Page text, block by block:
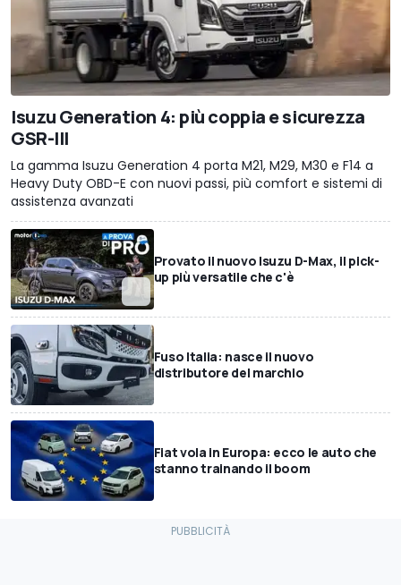
Isuzu Generation 4: più coppia e sicurezza
GSR-III
La gamma Isuzu Generation 4 porta M21, M29, M30 e F14 a
Heavy Duty OBD-E con nuovi passi, più comfort e sistemi di
assistenza avanzati
Provato il nuovo Isuzu D-Max, il pick-
up più versatile che c'è
Fuso Italia: nasce il nuovo
distributore del marchio
Fiat vola in Europa: ecco le auto che
stanno trainando il boom